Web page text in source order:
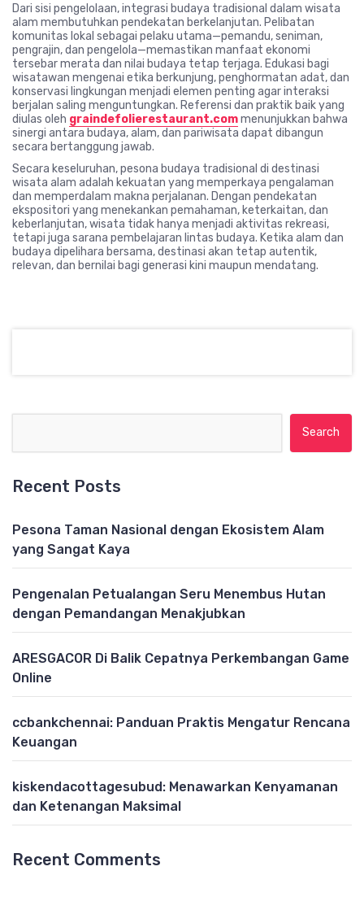
Dari sisi pengelolaan, integrasi budaya tradisional dalam wisata
alam membutuhkan pendekatan berkelanjutan. Pelibatan
komunitas lokal sebagai pelaku utama—pemandu, seniman,
pengrajin, dan pengelola—memastikan manfaat ekonomi
tersebar merata dan nilai budaya tetap terjaga. Edukasi bagi
wisatawan mengenai etika berkunjung, penghormatan adat, dan
konservasi lingkungan menjadi elemen penting agar interaksi
berjalan saling menguntungkan. Referensi dan praktik baik yang
diulas oleh graindefolierestaurant.commenunjukkan bahwa
sinergi antara budaya, alam, dan pariwisata dapat dibangun
secara bertanggung jawab.
Secara keseluruhan, pesona budaya tradisional di destinasi
wisata alam adalah kekuatan yang memperkaya pengalaman
dan memperdalam makna perjalanan. Dengan pendekatan
ekspositori yang menekankan pemahaman, keterkaitan, dan
keberlanjutan, wisata tidak hanya menjadi aktivitas rekreasi,
tetapi juga sarana pembelajaran lintas budaya. Ketika alam dan
budaya dipelihara bersama, destinasi akan tetap autentik,
relevan, dan bernilai bagi generasi kini maupun mendatang.
Recent Posts
Pesona Taman Nasional dengan Ekosistem Alam
yang Sangat Kaya
Pengenalan Petualangan Seru Menembus Hutan
dengan Pemandangan Menakjubkan
ARESGACOR Di Balik Cepatnya Perkembangan Game
Online
ccbankchennai: Panduan Praktis Mengatur Rencana
Keuangan
kiskendacottagesubud: Menawarkan Kenyamanan
dan Ketenangan Maksimal
Recent Comments